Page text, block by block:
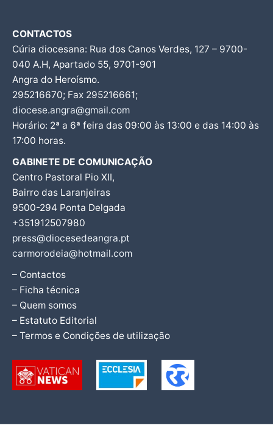
CONTACTOS
Cúria diocesana: Rua dos Canos Verdes, 127 – 9700-
040 A.H, Apartado 55, 9701-901
Angra do Heroísmo.
295216670; Fax 295216661;
diocese.angra@gmail.com
Horário: 2ª a 6ª feira das 09:00 às 13:00 e das 14:00 às
17:00 horas.
GABINETE DE COMUNICAÇÃO
Centro Pastoral Pio XII,
Bairro das Laranjeiras
9500-294 Ponta Delgada
+351912507980
press@diocesedeangra.pt
carmorodeia@hotmail.com
– Contactos
– Ficha técnica
– Quem somos
– Estatuto Editorial
– Termos e Condições de utilização